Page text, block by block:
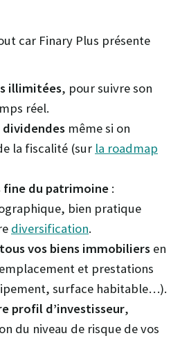
car Finary Plus présente
illimitées, pour suivre son
réel.
même si on
la fiscalité (sur la roadmap
fine du patrimoine :
bien pratique
diversification.
vos biens immobiliers en
et prestations
surface habitable…).
profil d’investisseur,
du niveau de risque de vos